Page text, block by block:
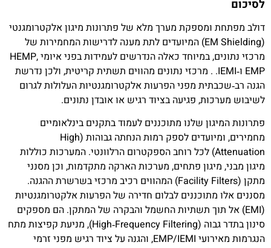
לסיכום
דולב מפתחת ומספקת מערך מלא של פתרונות מיגון אלקטרומגנטי
(EM Shielding) המיועדים לתת מענה לדרישות המחמירות של
מרכזי נתונים, במיוחד כאלה הנדרשים לעמידות בפני איומי HEMP,
EMP ו‑IEMI. . מרכזי נתונים מהווים תשתית קריטית, ולכן נדרשת
הגנה רב‑שכבתית מפני הפרעות אלקטרומגנטיות העלולות לגרום
לשיבוש מערכות, פגיעה בציוד רגיש או אובדן נתונים.
פתרונות המיגון שלנו מתוכננים לעמוד בתקנים בינלאומיים
מחמירים, ומיועדים לספק רמות הנחתה גבוהות (High
Attenuation) לכל רוחב הספקטרום הרלוונטי. המערכות כוללות
מיגון מבני, מיגון פתחים, מערכות הארקה מתקדמות, וכן מסנני
מתקן (Facility Filters) המהווים רכיב מרכזי בשרשרת ההגנה.
מסננים אלו מתוכננים לבלום חדירה של הפרעות אלקטרומגנטיות
(EMI) אל תוך תשתיות החשמל והבקרה של המתקן. הם מספקים
סינון בתדר גבוה (High‑Frequency Filtering), מניעת קפיצות מתח
הנגרמות מאירועי EMP/IEMI, והגנה על ציוד רגיש מפני זרמי